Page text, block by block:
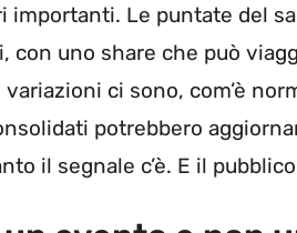
Le puntate del
uno share che può
variazioni ci sono, com’è
potrebbero
il segnale c’è. E il